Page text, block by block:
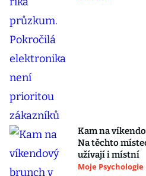
Kam na
Na těchto
užívají i místní
Moje Psychologie